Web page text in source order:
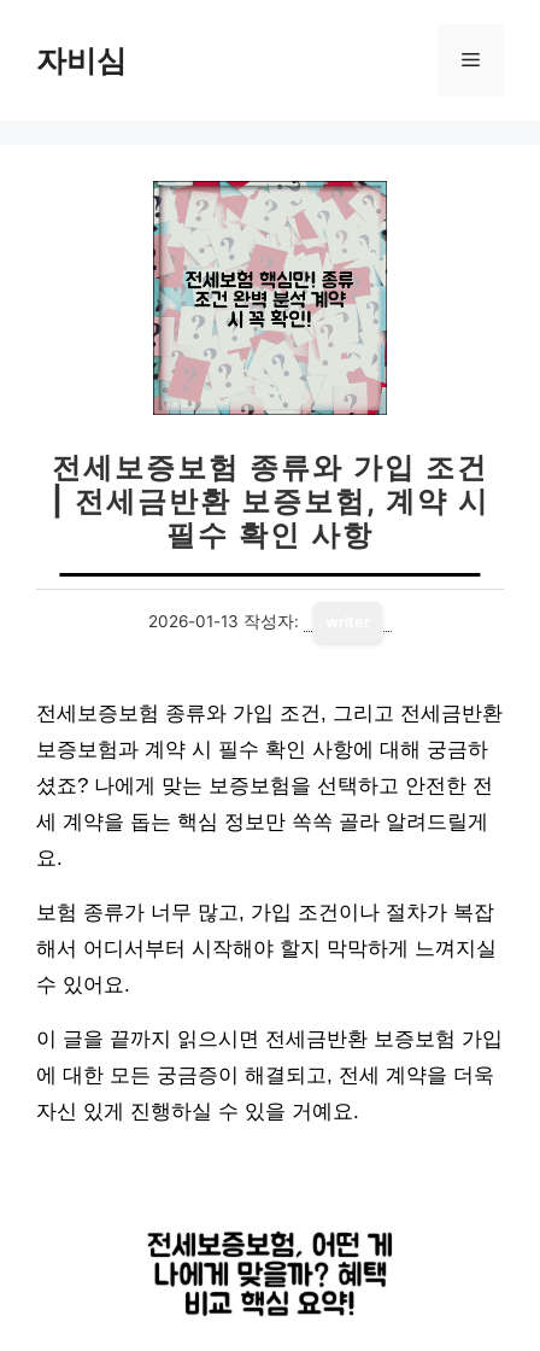
자비심 메
전세보증보험 종류와 가입 조건
| 전세금반환 보증보험, 계약 시
필수 확인 사항
2026-01-13 작성자:
전세보증보험 종류와 가입 조건, 그리고 전세금반환
보증보험과 계약 시 필수 확인 사항에 대해 궁금하
셨죠? 나에게 맞는 보증보험을 선택하고 안전한 전
세 계약을 돕는 핵심 정보만 쏙쏙 골라 알려드릴게
요.
보험 종류가 너무 많고, 가입 조건이나 절차가 복잡
해서 어디서부터 시작해야 할지 막막하게 느껴지실
수 있어요.
이 글을 끝까지 읽으시면 전세금반환 보증보험 가입
에 대한 모든 궁금증이 해결되고, 전세 계약을 더욱
자신 있게 진행하실 수 있을 거예요.